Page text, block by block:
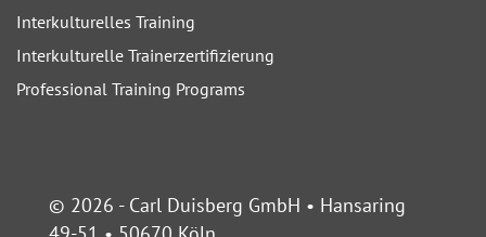
Interkulturelles Training
Interkulturelle Trainerzertifizierung
Professional Training Programs
© 2026 - Carl Duisberg GmbH • Hansaring